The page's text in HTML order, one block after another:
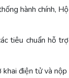
hành chính, Hộ
tiêu chuẩn hỗ trợ
khai điện tử và nộp